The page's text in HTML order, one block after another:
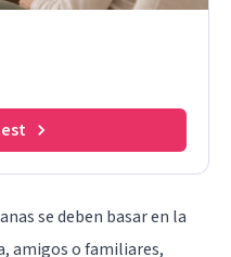
se deben basar en la
amigos o familiares,